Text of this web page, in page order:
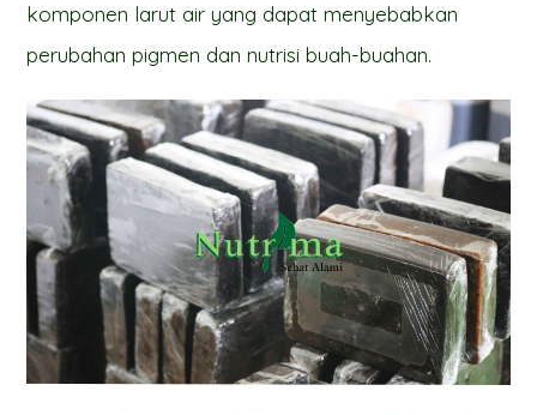
komponen larut air yang dapat menyebabkan
perubahan pigmen dan nutrisi buah-buahan.